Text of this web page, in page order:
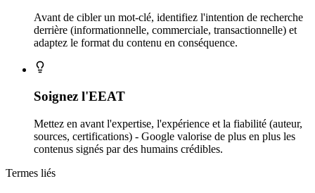
Avant de cibler un mot-clé, identifiez l'intention de recherche
derrière (informationnelle, commerciale, transactionnelle) et
adaptez le format du contenu en conséquence.
Soignez l'EEAT
Mettez en avant l'expertise, l'expérience et la fiabilité (auteur,
sources, certifications) - Google valorise de plus en plus les
contenus signés par des humains crédibles.
Termes liés